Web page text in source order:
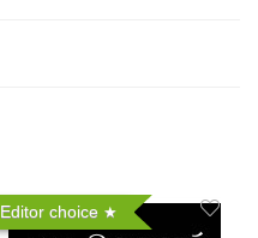
Editor choice